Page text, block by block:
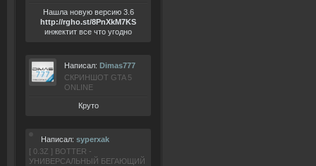
Нашла новую версию 3.6
http://rgho.st/8PnXkM7KS
инжектит все что угодно
Написал: Dimas777
СКРИНШОТ GTA 5
ONLINE
Круто
Написал: syperxak
[ 0.3Z ] BOTTER -
УНИВЕРСАЛЬНЫЙ БЕГАЮЩИЙ